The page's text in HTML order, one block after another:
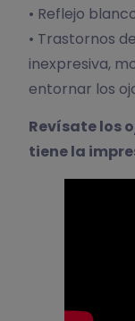
• Reflejo
• Trastornos
inexpresiva,
entornar los
Revísate los
tiene la